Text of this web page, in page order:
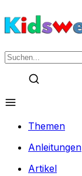
Themen
Anleitungen
Artikel